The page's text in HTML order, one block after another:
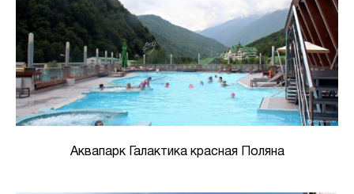
Аквапарк Галактика красная Поляна